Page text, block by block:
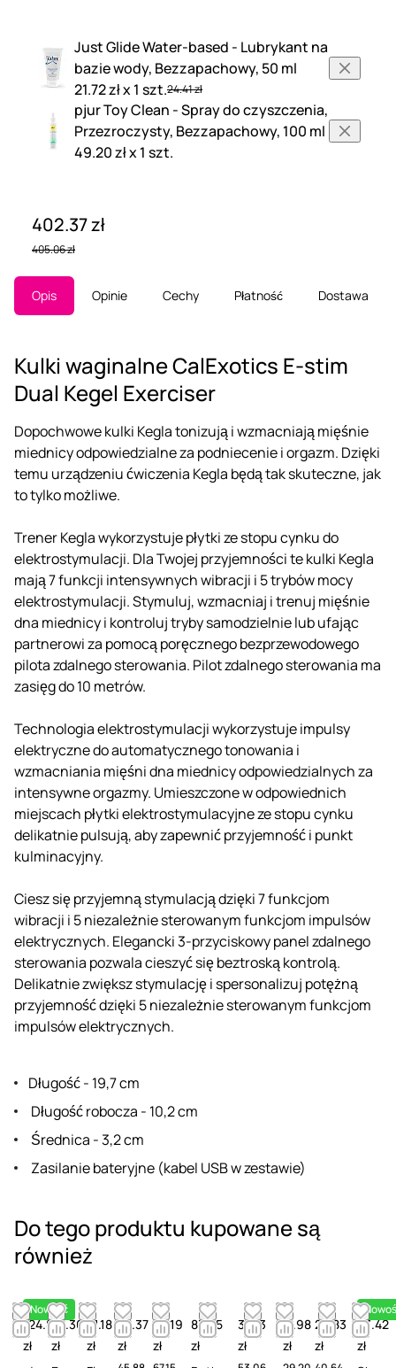
Just Glide Water-based - Lubrykant na
bazie wody, Bezzapachowy, 50 ml
21.72 zł x 1 szt.24.41 zł
pjur Toy Clean - Spray do czyszczenia,
Przezroczysty, Bezzapachowy, 100 ml
49.20 zł x 1 szt.
402.37 zł
405.06 zł
Opis Opinie Cechy Płatność Dostawa
Kulki waginalne CalExotics E-stim
Dual Kegel Exerciser
Dopochwowe kulki Kegla tonizują i wzmacniają mięśnie
miednicy odpowiedzialne za podniecenie i orgazm. Dzięki
temu urządzeniu ćwiczenia Kegla będą tak skuteczne, jak
to tylko możliwe.
Trener Kegla wykorzystuje płytki ze stopu cynku do
elektrostymulacji. Dla Twojej przyjemności te kulki Kegla
mają 7 funkcji intensywnych wibracji i 5 trybów mocy
elektrostymulacji. Stymuluj, wzmacniaj i trenuj mięśnie
dna miednicy i kontroluj tryby samodzielnie lub ufając
partnerowi za pomocą poręcznego bezprzewodowego
pilota zdalnego sterowania. Pilot zdalnego sterowania ma
zasięg do 10 metrów.
Technologia elektrostymulacji wykorzystuje impulsy
elektryczne do automatycznego tonowania i
wzmacniania mięśni dna miednicy odpowiedzialnych za
intensywne orgazmy. Umieszczone w odpowiednich
miejscach płytki elektrostymulacyjne ze stopu cynku
delikatnie pulsują, aby zapewnić przyjemność i punkt
kulminacyjny.
Ciesz się przyjemną stymulacją dzięki 7 funkcjom
wibracji i 5 niezależnie sterowanym funkcjom impulsów
elektrycznych. Elegancki 3-przyciskowy panel zdalnego
sterowania pozwala cieszyć się beztroską kontrolą.
Delikatnie zwiększ stymulację i spersonalizuj potężną
przyjemność dzięki 5 niezależnie sterowanym funkcjom
impulsów elektrycznych.
Długość - 19,7 cm
Długość robocza - 10,2 cm
Średnica - 3,2 cm
Zasilanie bateryjne (kabel USB w zestawie)
Do tego produktu kupowane są
również
Nowość
124.87
zł
58.36
zł
81.18
zł
23.37
zł
65.19
zł
83.25
zł
38.13
zł
11.98
zł
25.83
zł
43.42
zł